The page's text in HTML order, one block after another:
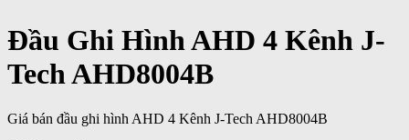
Đầu Ghi Hình AHD 4 Kênh J-
Tech AHD8004B
Giá bán đầu ghi hình AHD 4 Kênh J-Tech AHD8004B